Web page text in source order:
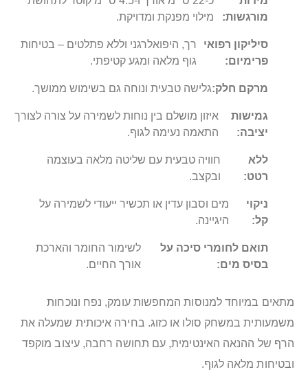
מורגשות:
מילוי מפנקת ומדויקת.
סיליקון רפואי
פרימיום:
רך, היפואלרגני וללא פתלטים – בטיחות
גוף מלאה ומגע קטיפתי.
מרקם חלק:גלישה טבעית ונוחה גם בשימוש ממושך.
גמישות
יציבה:
איזון מושלם בין נוחות לשמירה על צורה לצורך
התאמה נעימה לגוף.
ללא
רטט:
חוויה טבעית עם שליטה מלאה בעוצמה
ובקצב.
ניקוי
קל:
מים וסבון עדין או תכשיר ייעודי לשמירה על
היגיינה.
תואם לחומרי סיכה על
בסיס מים:
לשימור החומר והארכת
אורך החיים.
מתאים במיוחד למנוסות המחפשות עומק, נפח ונוכחות
משמעותית במשחק סולו או כזוג. בחירה איכותית שמעלה את
הרף של ההנאה האינטימית, עם תחושה רחבה, עיצוב מוקפד
ובטיחות מלאה לגוף.